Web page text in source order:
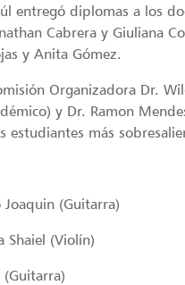
entregó diplomas a los
Cabrera y Giuliana
y Anita Gómez.
Organizadora Dr.
y Dr. Ramon
más
Joaquin (Guitarra)
Shaiel (Violín)